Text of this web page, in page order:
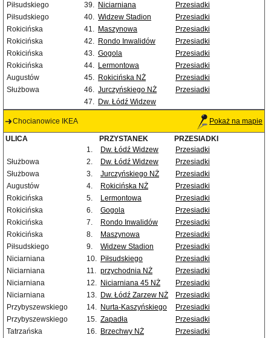
Piłsudskiego
39. Niciarniana
Przesiadki
Piłsudskiego
40. Widzew Stadion
Przesiadki
Rokicińska
41. Maszynowa
Przesiadki
Rokicińska
42. Rondo Inwalidów
Przesiadki
Rokicińska
43. Gogola
Przesiadki
Rokicińska
44. Lermontowa
Przesiadki
Augustów
45. Rokicińska NŻ
Przesiadki
Służbowa
46. Jurczyńskiego NŻ
Przesiadki
47. Dw. Łódź Widzew
Chocianowice IKEA Pokaż na mapie
ULICA PRZYSTANEK
PRZESIADKI
1.
Dw. Łódź Widzew
Przesiadki
Służbowa
2. Dw. Łódź Widzew
Przesiadki
Służbowa
3. Jurczyńskiego NŻ
Przesiadki
Augustów
4. Rokicińska NŻ
Przesiadki
Rokicińska
5. Lermontowa
Przesiadki
Rokicińska
6. Gogola
Przesiadki
Rokicińska
7. Rondo Inwalidów
Przesiadki
Rokicińska
8. Maszynowa
Przesiadki
Piłsudskiego
9. Widzew Stadion
Przesiadki
Niciarniana
10. Piłsudskiego
Przesiadki
Niciarniana
11. przychodnia NŻ
Przesiadki
Niciarniana
12. Niciarniana 45 NŻ
Przesiadki
Niciarniana
13. Dw. Łódź Zarzew NŻ
Przesiadki
Przybyszewskiego
14. Nurta-Kaszyńskiego
Przesiadki
Przybyszewskiego
15. Zapadła
Przesiadki
Tatrzańska
16. Brzechwy NŻ
Przesiadki